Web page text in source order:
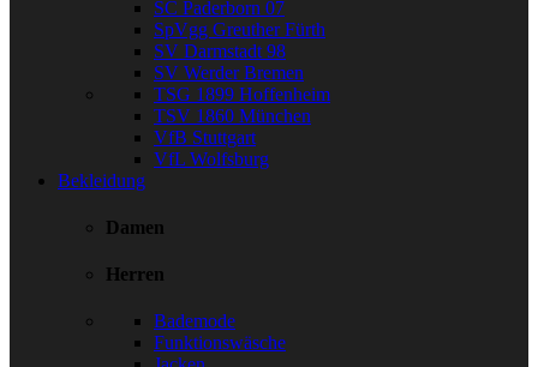
SC Paderborn 07
SpVgg Greuther Fürth
SV Darmstadt 98
SV Werder Bremen
TSG 1899 Hoffenheim
TSV 1860 München
VfB Stuttgart
VfL Wolfsburg
Bekleidung
Damen
Herren
Bademode
Funktionswäsche